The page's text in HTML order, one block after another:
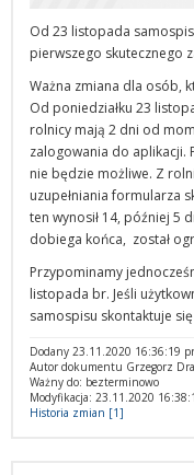
Od 23 listopada
pierwszego skutecznego
Ważna zmiana dla osób,
Od poniedziałku 23
rolnicy mają 2 dni od
zalogowania do aplikacji.
nie będzie możliwe. Z
uzupełniania formularza
ten wynosił 14, później 5
dobiega końca, został
Przypominamy
listopada br. Jeśli
samospisu skontaktuje
Dodany 23.11.2020 16:36:19
Autor dokumentu Grzegorz
Ważny do: bezterminowo
Modyfikacja: 23.11.2020
Historia zmian [1]